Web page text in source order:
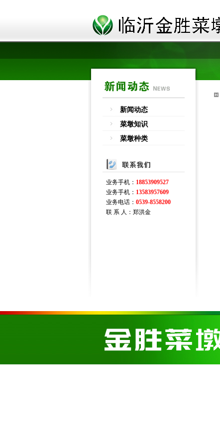
新闻动态
菜墩知识
菜墩种类
业务手机： 18853909527
业务手机： 13583957609
业务电话： 0539-8558200
联 系 人：郑洪金